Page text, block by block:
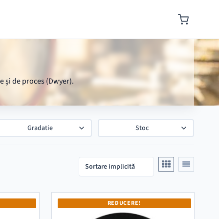
de proces (Dwyer).
Gradatie Stoc
REDUCERE!